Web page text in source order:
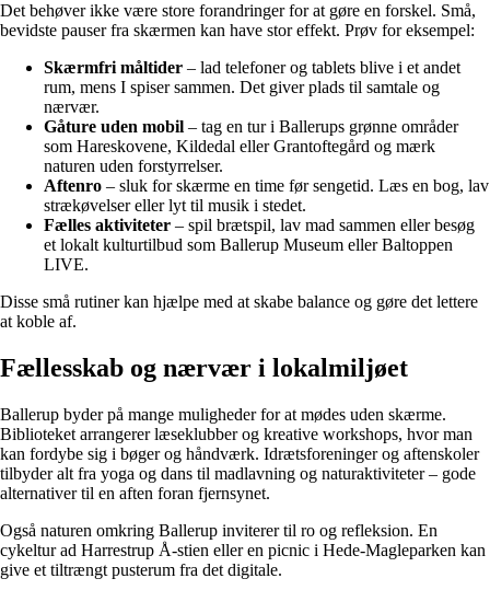
Det behøver ikke være store forandringer for at gøre en forskel. Små,
bevidste pauser fra skærmen kan have stor effekt. Prøv for eksempel:
Skærmfri måltider – lad telefoner og tablets blive i et andet
rum, mens I spiser sammen. Det giver plads til samtale og
nærvær.
Gåture uden mobil – tag en tur i Ballerups grønne områder
som Hareskovene, Kildedal eller Grantoftegård og mærk
naturen uden forstyrrelser.
Aftenro – sluk for skærme en time før sengetid. Læs en bog, lav
strækøvelser eller lyt til musik i stedet.
Fælles aktiviteter – spil brætspil, lav mad sammen eller besøg
et lokalt kulturtilbud som Ballerup Museum eller Baltoppen
LIVE.
Disse små rutiner kan hjælpe med at skabe balance og gøre det lettere
at koble af.
Fællesskab og nærvær i lokalmiljøet
Ballerup byder på mange muligheder for at mødes uden skærme.
Biblioteket arrangerer læseklubber og kreative workshops, hvor man
kan fordybe sig i bøger og håndværk. Idrætsforeninger og aftenskoler
tilbyder alt fra yoga og dans til madlavning og naturaktiviteter – gode
alternativer til en aften foran fjernsynet.
Også naturen omkring Ballerup inviterer til ro og refleksion. En
cykeltur ad Harrestrup Å-stien eller en picnic i Hede-Magleparken kan
give et tiltrængt pusterum fra det digitale.